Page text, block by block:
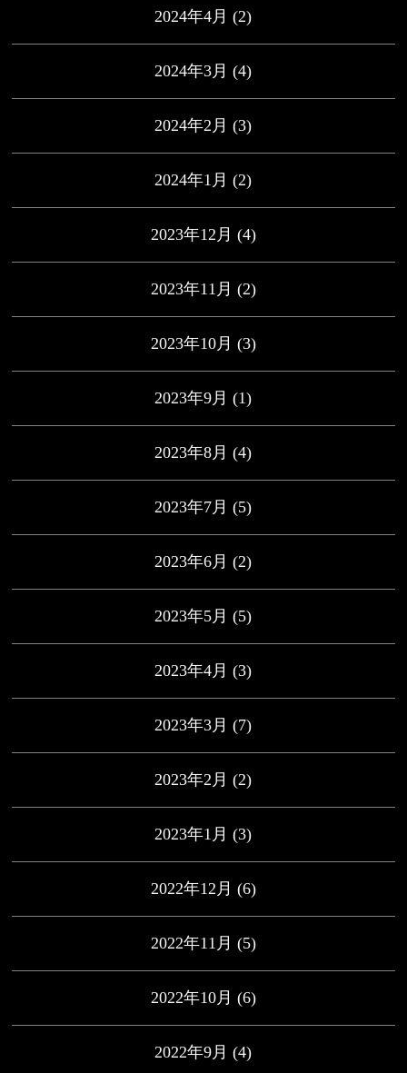
2024年4月 (2)
2024年3月 (4)
2024年2月 (3)
2024年1月 (2)
2023年12月 (4)
2023年11月 (2)
2023年10月 (3)
2023年9月 (1)
2023年8月 (4)
2023年7月 (5)
2023年6月 (2)
2023年5月 (5)
2023年4月 (3)
2023年3月 (7)
2023年2月 (2)
2023年1月 (3)
2022年12月 (6)
2022年11月 (5)
2022年10月 (6)
2022年9月 (4)